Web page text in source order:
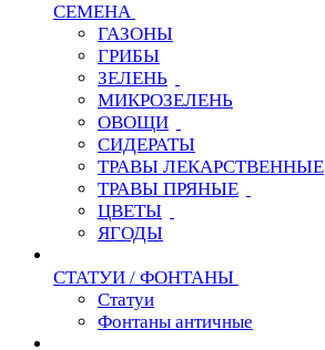
СЕМЕНА
ГАЗОНЫ
ГРИБЫ
ЗЕЛЕНЬ
МИКРОЗЕЛЕНЬ
ОВОЩИ
СИДЕРАТЫ
ТРАВЫ ЛЕКАРСТВЕННЫЕ
ТРАВЫ ПРЯНЫЕ
ЦВЕТЫ
ЯГОДЫ
СТАТУИ / ФОНТАНЫ
Статуи
Фонтаны античные